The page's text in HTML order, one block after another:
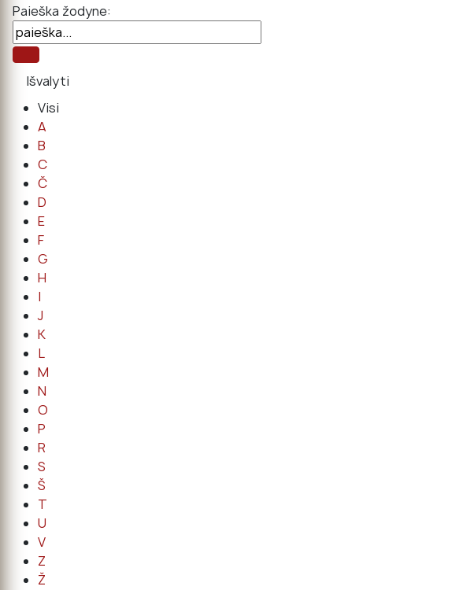
Paieška žodyne:
Visi
A
B
C
Č
D
E
F
G
H
I
J
K
L
M
N
O
P
R
S
Š
T
U
V
Z
Ž